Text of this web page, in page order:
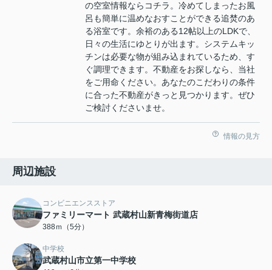
の空室情報ならコチラ。冷めてしまったお風
呂も簡単に温めなおすことができる追焚のあ
る浴室です。余裕のある12帖以上のLDKで、
日々の生活にゆとりが出ます。システムキッ
チンは必要な物が組み込まれているため、す
ぐ調理できます。不動産をお探しなら、当社
をご用命ください。あなたのこだわりの条件
に合った不動産がきっと見つかります。ぜひ
ご検討くださいませ。
情報の見方
周辺施設
コンビニエンスストア
ファミリーマート 武蔵村山新青梅街道店
388ｍ（5分）
中学校
武蔵村山市立第一中学校